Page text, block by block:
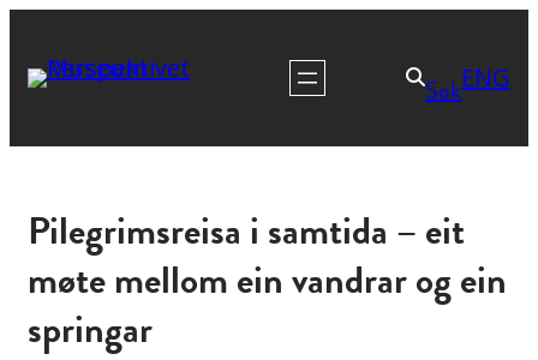
SøkENG
Pilegrimsreisa i samtida – eit
møte mellom ein vandrar og ein
springar